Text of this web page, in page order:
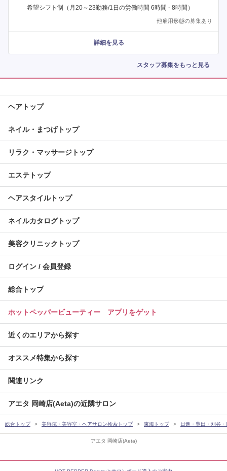
アエタ 岡崎店(Aeta)
希望シフト制（月20～23勤務/1日の労働時間 6時間 - 8時間）
他雇用形態の募集あり
詳細を見る
スタッフ募集をもっと見る
ヘアトップ
ネイル・まつげトップ
リラク・マッサージトップ
エステトップ
ヘアスタイルトップ
ネイルカタログトップ
美容クリニックトップ
ログイン / 会員登録
総合トップ
ホットペッパービューティー アプリをゲット
近くのエリアから探す
オススメ特集から探す
関連リンク
アエタ 岡崎店(Aeta)の近隣サロン
総合トップ 美容院・美容室・ヘアサロン検索トップ 東海トップ 日進・豊田・刈谷